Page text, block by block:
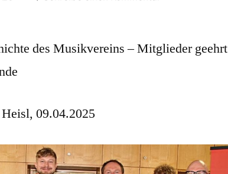
bewährter
des Musikvereins – Mitglieder geehrt
Heisl, 09.04.2025